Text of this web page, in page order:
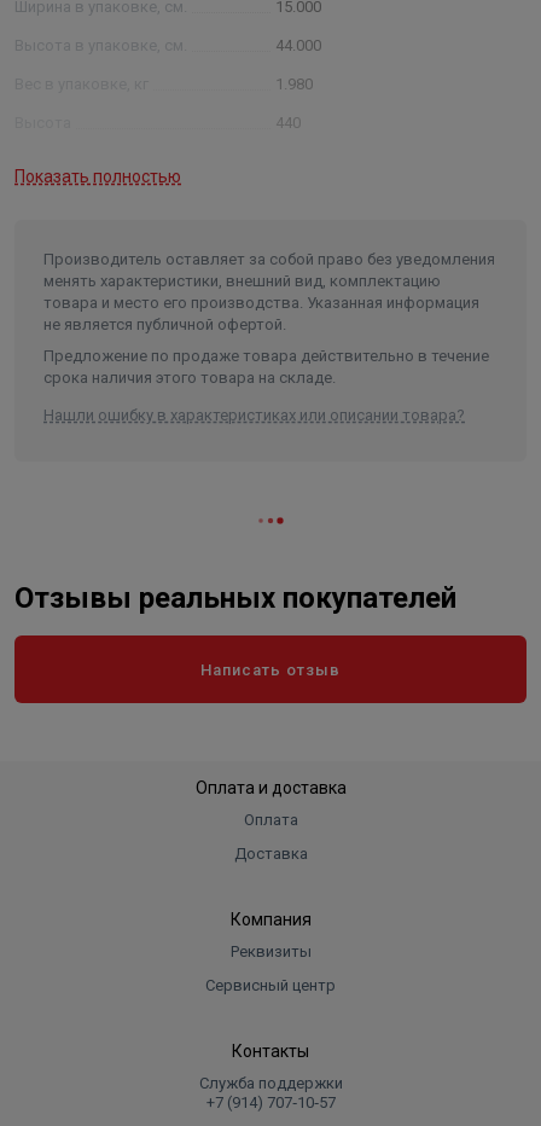
Ширина в упаковке, см. 15.000
Высота в упаковке, см. 44.000
1.980
440
Показать полностью
Производитель оставляет за собой право без уведомления
менять характеристики, внешний вид, комплектацию
товара и место его производства. Указанная информация
не является публичной офертой.
Предложение по продаже товара действительно в течение
срока наличия этого товара на складе.
Нашли ошибку в характеристиках или описании товара?
Отзывы реальных покупателей
Написать отзыв
Оплата и доставка
Оплата
Доставка
Компания
Реквизиты
Сервисный центр
Контакты
Служба поддержки
+7 (914) 707‑10‑57